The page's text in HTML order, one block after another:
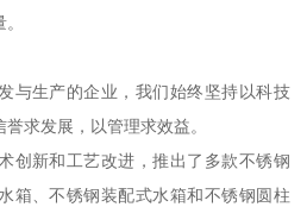
与生产的企业，我们始终坚持以科技
求发展，以管理求效益。
创新和工艺改进，推出了多款不锈钢
箱、不锈钢装配式水箱和不锈钢圆柱